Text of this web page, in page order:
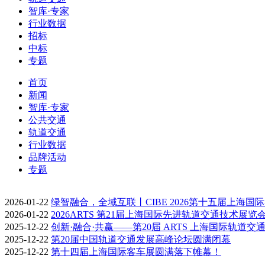
智库·专家
行业数据
招标
中标
专题
首页
新闻
智库·专家
公共交通
轨道交通
行业数据
品牌活动
专题
2026-01-22 绿智融合，全域互联丨CIBE 2026第十五届上海国
2026-01-22 2026ARTS 第21届上海国际先进轨道交通技术展览
2025-12-22 创新·融合·共赢——第20届 ARTS 上海国际轨道交
2025-12-22 第20届中国轨道交通发展高峰论坛圆满闭幕
2025-12-22 第十四届上海国际客车展圆满落下帷幕！